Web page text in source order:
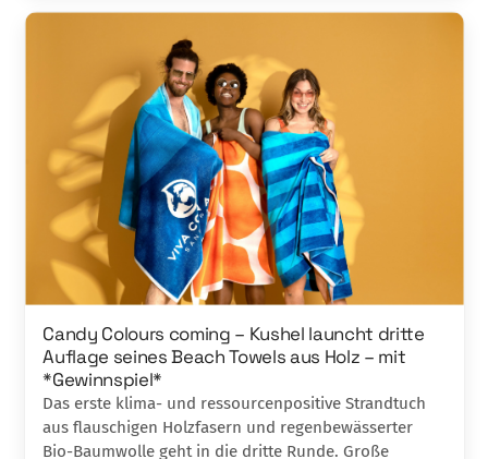
Candy Colours coming – Kushel launcht dritte
Auflage seines Beach Towels aus Holz – mit
*Gewinnspiel*
Das erste klima- und ressourcenpositive Strandtuch
aus flauschigen Holzfasern und regenbewässerter
Bio-Baumwolle geht in die dritte Runde. Große